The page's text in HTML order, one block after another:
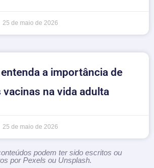
25 de maio de 2026
a importância de
vacinas na vida adulta
25 de maio de 2026
podem ter sido escritos ou
por Pexels ou Unsplash.